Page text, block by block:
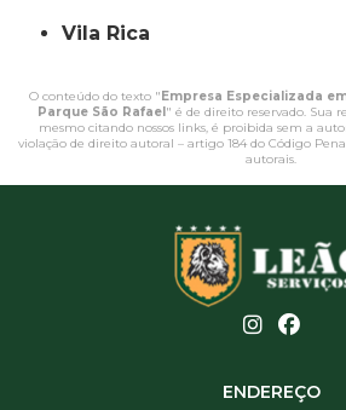
Vila Rica
O conteúdo do texto "Empresa Especializada
Parque São Rafael" é de direito reservado. Sua
mesmo citando nossos links, é proibida sem a
violação de direito autoral – artigo 184 do Código
autorais.
ENDEREÇO